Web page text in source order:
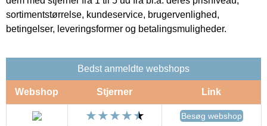
sortimentstørrelse, kundeservice, brugervenlighed,
betingelser, leveringsformer og betalingsmuligheder.
Bedst anmeldte webshops
Webshop Stjerner Link
Besøg webshop